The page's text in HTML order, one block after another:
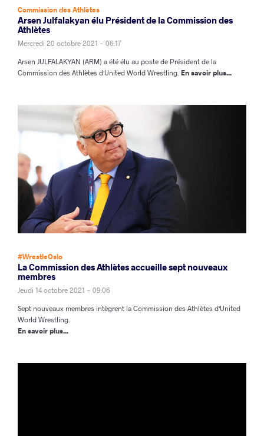
Commission des Athlètes
Arsen Julfalakyan élu Président de la Commission des
Athlètes
Mercredi 20 octobre 2021 - 06:17
Arsen JULFALAKYAN (ARM) a été élu au poste de Président de la
Commission des Athlètes d'United World Wrestling. En savoir plus...
#WrestleOslo
La Commission des Athlètes accueille sept nouveaux
membres
Jeudi 14 octobre 2021 - 09:06
Sept nouveaux membres intègrent la Commission des Athlètes d'United
World Wrestling.
En savoir plus...